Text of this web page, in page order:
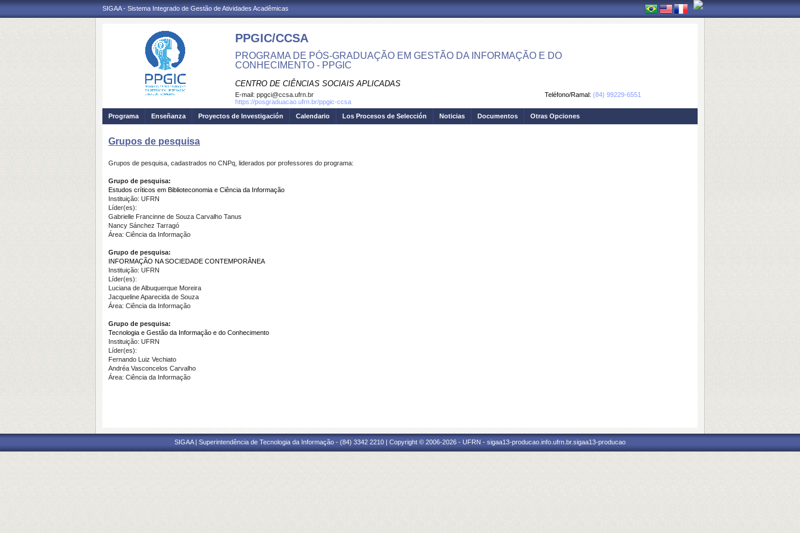
SIGAA - Sistema Integrado de Gestão de Atividades Acadêmicas
PPGIC/CCSA
PROGRAMA DE PÓS-GRADUAÇÃO EM GESTÃO DA INFORMAÇÃO E DO
CONHECIMENTO - PPGIC
CENTRO DE CIÊNCIAS SOCIAIS APLICADAS
Teléfono/Ramal: (84) 99229-6551
E-mail: ppgci@ccsa.ufrn.br
https://posgraduacao.ufrn.br/ppgic-ccsa
Programa
Enseñanza Proyectos de Investigación Calendario Los Procesos de Selección Noticias Documentos Otras Opciones
Grupos de pesquisa
Grupos de pesquisa, cadastrados no CNPq, liderados por professores do programa:
Grupo de pesquisa:
Estudos críticos em Biblioteconomia e Ciência da Informação
Instituição: UFRN
Líder(es):
Gabrielle Francinne de Souza Carvalho Tanus
Nancy Sánchez Tarragó
Área: Ciência da Informação
Grupo de pesquisa:
INFORMAÇÃO NA SOCIEDADE CONTEMPORÂNEA
Instituição: UFRN
Líder(es):
Luciana de Albuquerque Moreira
Jacqueline Aparecida de Souza
Área: Ciência da Informação
Grupo de pesquisa:
Tecnologia e Gestão da Informação e do Conhecimento
Instituição: UFRN
Líder(es):
Fernando Luiz Vechiato
Andréa Vasconcelos Carvalho
Área: Ciência da Informação
SIGAA | Superintendência de Tecnologia da Informação - (84) 3342 2210 | Copyright © 2006-2026 - UFRN - sigaa13-producao.info.ufrn.br.sigaa13-producao